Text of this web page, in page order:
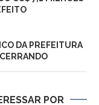
DA PREFEITURA
POR